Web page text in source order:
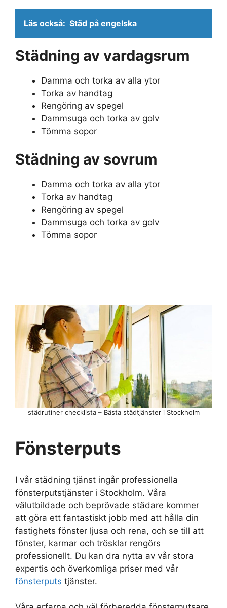
Läs också: Städ på engelska
Städning av vardagsrum
Damma och torka av alla ytor
Torka av handtag
Rengöring av spegel
Dammsuga och torka av golv
Tömma sopor
Städning av sovrum
Damma och torka av alla ytor
Torka av handtag
Rengöring av spegel
Dammsuga och torka av golv
Tömma sopor
städrutiner checklista – Bästa städtjänster i Stockholm
Fönsterputs
I vår städning tjänst ingår professionella
fönsterputstjänster i Stockholm. Våra
välutbildade och beprövade städare kommer
att göra ett fantastiskt jobb med att hålla din
fastighets fönster ljusa och rena, och se till att
fönster, karmar och trösklar rengörs
professionellt. Du kan dra nytta av vår stora
expertis och överkomliga priser med vår
fönsterputs tjänster.